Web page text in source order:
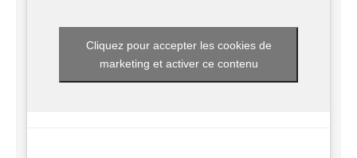
Cliquez pour accepter les cookies de
marketing et activer ce contenu